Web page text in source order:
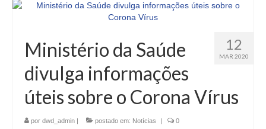
12
MAR 2020
Ministério da Saúde
divulga informações
úteis sobre o Corona Vírus
por dwd_admin postado em: Notícias 0